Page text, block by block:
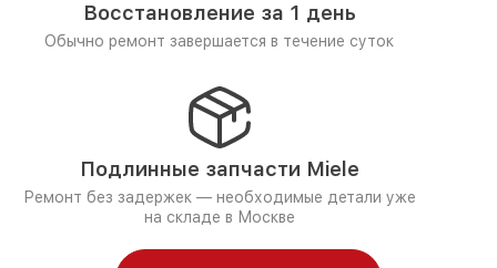
Восстановление за 1 день
Обычно ремонт завершается в течение суток
Подлинные запчасти Miele
Ремонт без задержек — необходимые детали уже
на складе в Москве